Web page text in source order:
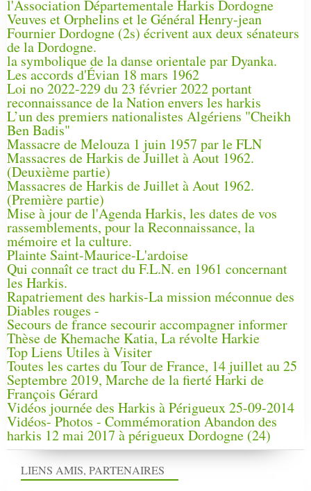
l'Association Départementale Harkis Dordogne
Veuves et Orphelins et le Général Henry-jean
Fournier Dordogne (2s) écrivent aux deux sénateurs
de la Dordogne.
la symbolique de la danse orientale par Dyanka.
Les accords d'Évian 18 mars 1962
Loi no 2022-229 du 23 février 2022 portant
reconnaissance de la Nation envers les harkis
L’un des premiers nationalistes Algériens "Cheikh
Ben Badis"
Massacre de Melouza 1 juin 1957 par le FLN
Massacres de Harkis de Juillet à Aout 1962.
(Deuxième partie)
Massacres de Harkis de Juillet à Aout 1962.
(Première partie)
Mise à jour de l'Agenda Harkis, les dates de vos
rassemblements, pour la Reconnaissance, la
mémoire et la culture.
Plainte Saint-Maurice-L'ardoise
Qui connaît ce tract du F.L.N. en 1961 concernant
les Harkis.
Rapatriement des harkis-La mission méconnue des
Diables rouges -
Secours de france secourir accompagner informer
Thèse de Khemache Katia, La révolte Harkie
Top Liens Utiles à Visiter
Toutes les cartes du Tour de France, 14 juillet au 25
Septembre 2019, Marche de la fierté Harki de
François Gérard
Vidéos journée des Harkis à Périgueux 25-09-2014
Vidéos- Photos - Commémoration Abandon des
harkis 12 mai 2017 à périgueux Dordogne (24)
LIENS AMIS, PARTENAIRES